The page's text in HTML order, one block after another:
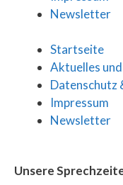
Newsletter
Startseite
Aktuelles
Datenschutz
Impressum
Newsletter
Unsere